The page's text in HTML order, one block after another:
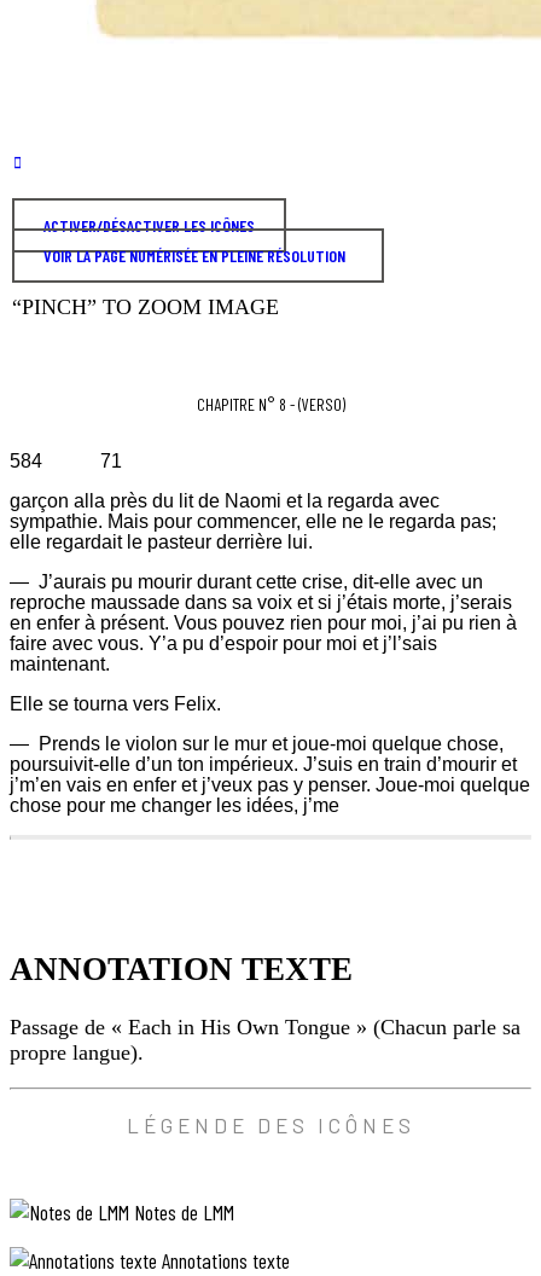
ACTIVER/DÉSACTIVER LES ICÔNES
VOIR LA PAGE NUMÉRISÉE EN PLEINE RÉSOLUTION
“PINCH” TO ZOOM IMAGE
CHAPITRE N° 8 - (VERSO)
584 71
garçon alla près du lit de Naomi et la regarda avec
sympathie. Mais pour commencer, elle ne le regarda pas;
elle regardait le pasteur derrière lui.
— J’aurais pu mourir durant cette crise, dit-elle avec un
reproche maussade dans sa voix et si j’étais morte, j’serais
en enfer à présent. Vous pouvez rien pour moi, j’ai pu rien à
faire avec vous. Y’a pu d’espoir pour moi et j’l’sais
maintenant.
Elle se tourna vers Felix.
— Prends le violon sur le mur et joue-moi quelque chose,
poursuivit-elle d’un ton impérieux. J’suis en train d’mourir et
j’m’en vais en enfer et j’veux pas y penser. Joue-moi quelque
chose pour me changer les idées, j’me
près
du
de
Naomi
et
la
commencer,
ne
ANNOTATION TEXTE
Passage de « Each in His Own Tongue » (Chacun parle sa
propre langue).
ANNOTATION
de
« Each
in
LÉGENDE DES ICÔNES
Notes de LMM
Annotations texte